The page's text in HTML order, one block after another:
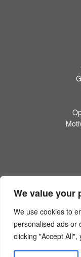
We value your
We use cookies to
personalised ads or
clicking "Accept
Peter: 06-